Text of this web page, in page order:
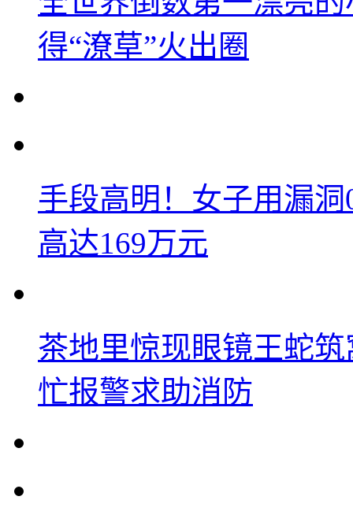
得“潦草”火出圈
手段高明！女子用漏
高达169万元
茶地里惊现眼镜王蛇
忙报警求助消防